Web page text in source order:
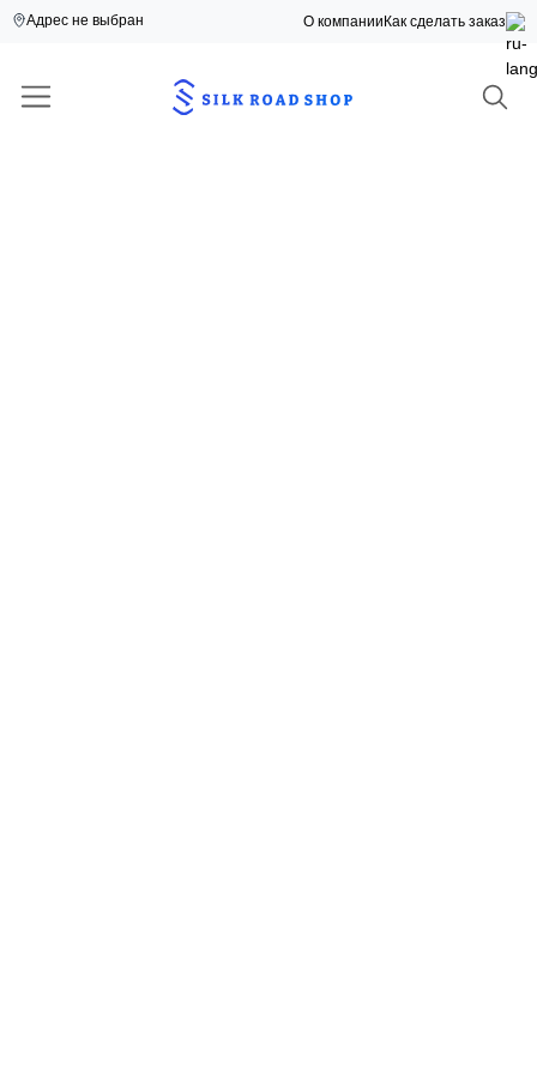
Адрес не выбран О компании Как сделать заказ